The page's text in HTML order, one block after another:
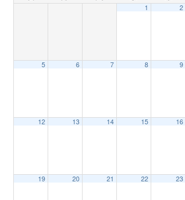
1 2
5 6 7 8 9
12 13 14 15 16
19 20 21 22 23